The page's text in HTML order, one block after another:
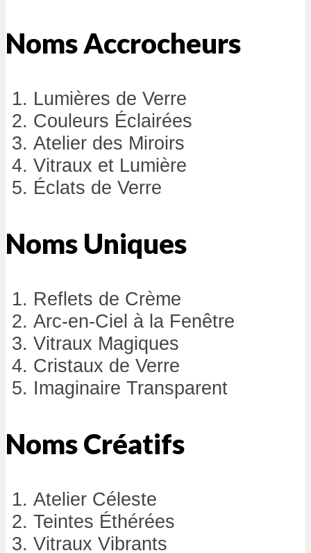
Noms Accrocheurs
Lumières de Verre
Couleurs Éclairées
Atelier des Miroirs
Vitraux et Lumière
Éclats de Verre
Noms Uniques
Reflets de Crème
Arc-en-Ciel à la Fenêtre
Vitraux Magiques
Cristaux de Verre
Imaginaire Transparent
Noms Créatifs
Atelier Céleste
Teintes Éthérées
Vitraux Vibrants